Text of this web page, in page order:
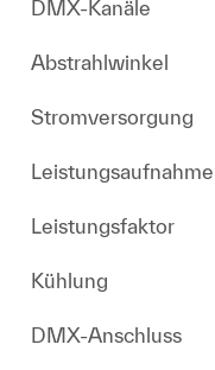
DMX-Kanäle
Abstrahlwinkel
Stromversorgung
Leistungsaufnahme
Leistungsfaktor
Kühlung
DMX-Anschluss